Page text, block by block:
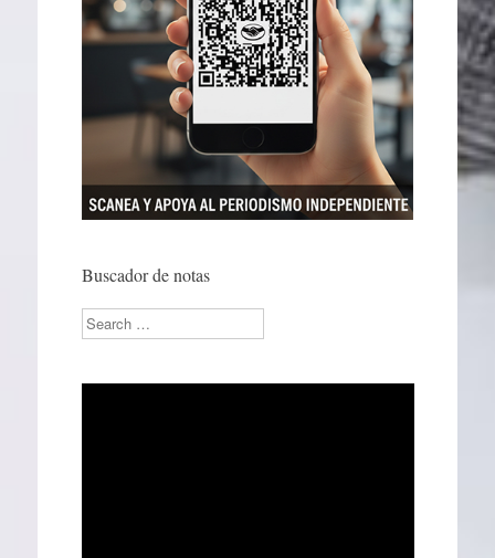
Buscador de notas
Search